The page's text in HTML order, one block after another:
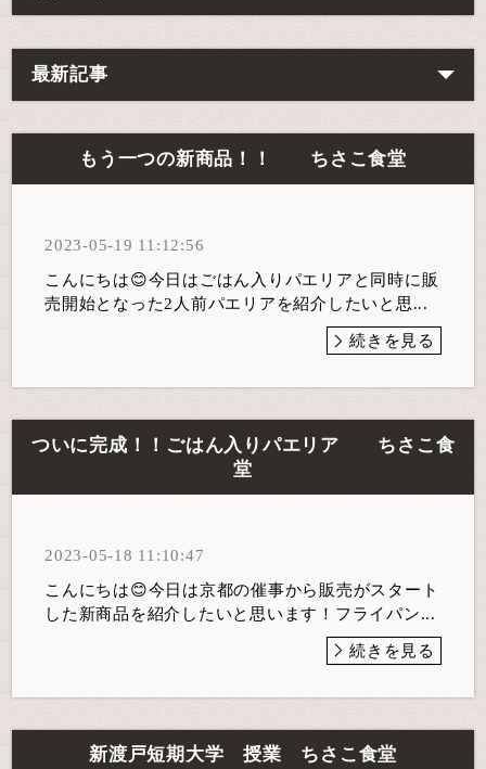
最新記事
もう一つの新商品！！ ちさこ食堂
2023-05-19 11:12:56
こんにちは😊今日はごはん入りパエリアと同時に販
売開始となった2人前パエリアを紹介したいと思...
続きを見る
ついに完成！！ごはん入りパエリア ちさこ食
堂
2023-05-18 11:10:47
こんにちは😊今日は京都の催事から販売がスタート
した新商品を紹介したいと思います！フライパン...
続きを見る
新渡戸短期大学 授業 ちさこ食堂